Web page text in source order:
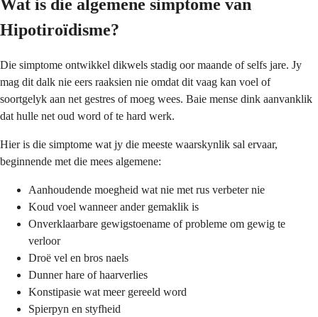
Wat is die algemene simptome van
Hipotiroïdisme?
Die simptome ontwikkel dikwels stadig oor maande of selfs jare. Jy
mag dit dalk nie eers raaksien nie omdat dit vaag kan voel of
soortgelyk aan net gestres of moeg wees. Baie mense dink aanvanklik
dat hulle net oud word of te hard werk.
Hier is die simptome wat jy die meeste waarskynlik sal ervaar,
beginnende met die mees algemene:
Aanhoudende moegheid wat nie met rus verbeter nie
Koud voel wanneer ander gemaklik is
Onverklaarbare gewigstoename of probleme om gewig te
verloor
Droë vel en bros naels
Dunner hare of haarverlies
Konstipasie wat meer gereeld word
Spierpyn en styfheid